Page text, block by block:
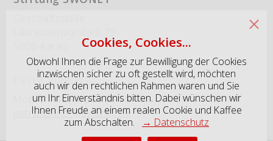
Petra Rohner
Mobile: +41 79 334 36 90
petra.rohner@swonet.ch
Cookies, Cookies...
Obwohl Ihnen die Frage zur Bewilligung der Cookies
inzwischen sicher zu oft gestellt wird, möchten
auch wir den rechtlichen Rahmen waren und Sie
um Ihr Einverständnis bitten. Dabei wünschen wir
Ihnen Freude an einem realen Cookie und Kaffee
zum Abschalten.
→ Datenschutz